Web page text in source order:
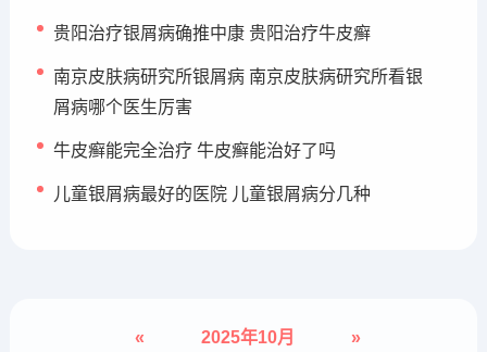
贵阳治疗银屑病确推中康 贵阳治疗牛皮癣
南京皮肤病研究所银屑病 南京皮肤病研究所看银
屑病哪个医生厉害
牛皮癣能完全治疗 牛皮癣能治好了吗
儿童银屑病最好的医院 儿童银屑病分几种
« 2025年10月 »